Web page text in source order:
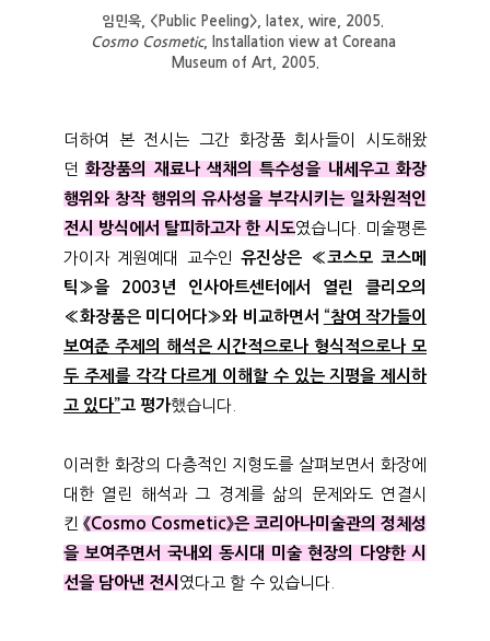
임민욱, <Public Peeling>, latex, wire, 2005.
Cosmo Cosmetic, Installation view at Coreana
Museum of Art, 2005.
더하여 본 전시는 그간 화장품 회사들이 시도해왔
던화장품의 재료나 색채의 특수성을 내세우고 화장
행위와 창작 행위의 유사성을 부각시키는 일차원적인
전시 방식에서 탈피하고자 한 시도였습니다. 미술평론
가이자 계원예대 교수인유진상은 «코스모 코스메
틱»을 2003년 인사아트센터에서 열린 클리오의
«화장품은 미디어다»와 비교하면서 “참여 작가들이
보여준 주제의 해석은 시간적으로나 형식적으로나 모
두 주제를 각각 다르게 이해할 수 있는 지평을 제시하
고 있다”고 평가했습니다.
이러한 화장의 다층적인 지형도를 살펴보면서 화장에
대한 열린 해석과 그 경계를 삶의 문제와도 연결시
킨 《Cosmo Cosmetic》은 코리아나미술관의 정체성
을 보여주면서 국내외 동시대 미술 현장의 다양한 시
선을 담아낸 전시 였다고 할 수 있습니다.